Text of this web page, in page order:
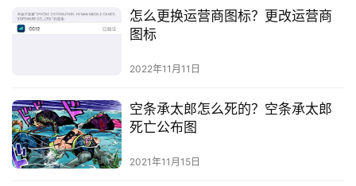
怎么更换运营商图标？更改运营商
图标
2022年11月11日
空条承太郎怎么死的？空条承太郎
死亡公布图
2021年11月15日